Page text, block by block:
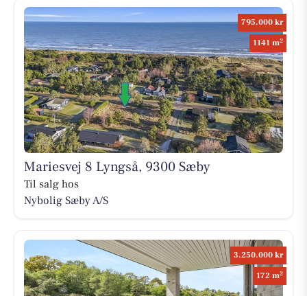
795.000 kr
1141 m2
Mariesvej 8 Lyngså, 9300 Sæby
Til salg hos
Nybolig Sæby A/S
3.250.000 kr
172 m2